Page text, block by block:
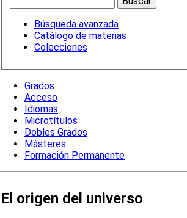
Búsqueda avanzada
Catálogo de materias
Colecciones
Grados
Acceso
Idiomas
Microtítulos
Dobles Grados
Másteres
Formación Permanente
El origen del universo